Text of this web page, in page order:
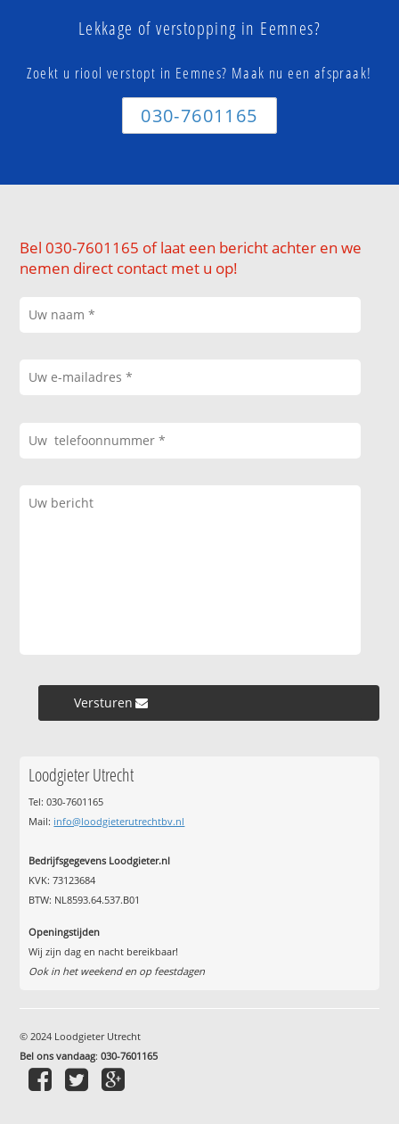
Lekkage of verstopping in Eemnes?
Zoekt u riool verstopt in Eemnes? Maak nu een afspraak!
030-7601165
Bel 030-7601165 of laat een bericht achter en we
nemen direct contact met u op!
Versturen »
Loodgieter Utrecht
Tel: 030-7601165
Mail: info@loodgieterutrechtbv.nl
Bedrijfsgegevens Loodgieter.nl
KVK: 73123684
BTW: NL8593.64.537.B01
Openingstijden
Wij zijn dag en nacht bereikbaar!
Ook in het weekend en op feestdagen
© 2024 Loodgieter Utrecht
Bel ons vandaag:030-7601165